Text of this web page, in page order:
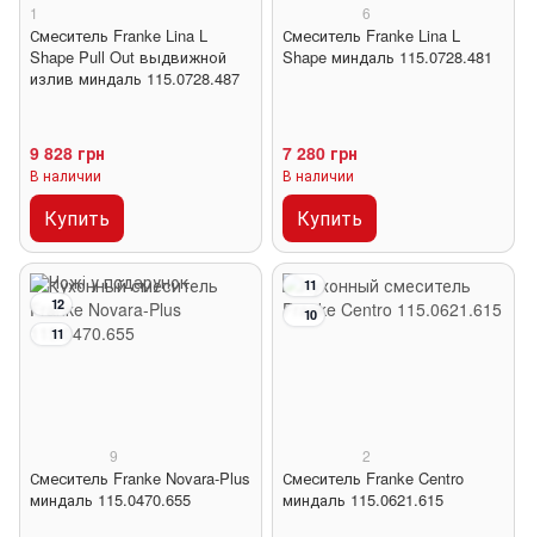
1
Смеситель Franke Lina L
Shape Pull Out выдвижной
излив миндаль 115.0728.487
9 828 грн
В наличии
Купить
6
Смеситель Franke Lina L
Shape миндаль 115.0728.481
7 280 грн
В наличии
Купить
12
11
9
Смеситель Franke Novara-Plus
миндаль 115.0470.655
11
10
2
Смеситель Franke Centro
миндаль 115.0621.615